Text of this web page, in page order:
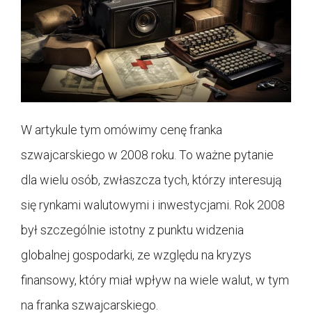
W artykule tym omówimy cenę franka
szwajcarskiego w 2008 roku. To ważne pytanie
dla wielu osób, zwłaszcza tych, którzy interesują
się rynkami walutowymi i inwestycjami. Rok 2008
był szczególnie istotny z punktu widzenia
globalnej gospodarki, ze względu na kryzys
finansowy, który miał wpływ na wiele walut, w tym
na franka szwajcarskiego.